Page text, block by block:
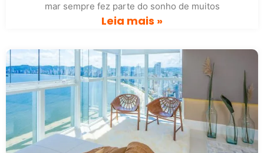
mar sempre fez parte do sonho de muitos
Leia mais »